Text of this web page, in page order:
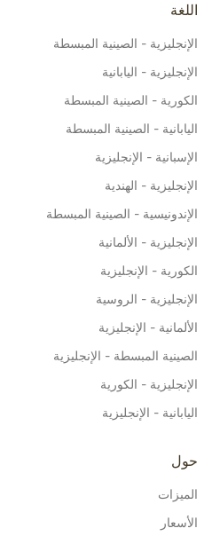
اللغة
الإنجليزية - الصينية المبسطة
الإنجليزية - اليابانية
الكورية - الصينية المبسطة
اليابانية - الصينية المبسطة
الإسبانية - الإنجليزية
الإنجليزية - الهندية
الإندونيسية - الصينية المبسطة
الإنجليزية - الألمانية
الكورية - الإنجليزية
الإنجليزية - الروسية
الألمانية - الإنجليزية
الصينية المبسطة - الإنجليزية
الإنجليزية - الكورية
اليابانية - الإنجليزية
حول
الميزات
الأسعار